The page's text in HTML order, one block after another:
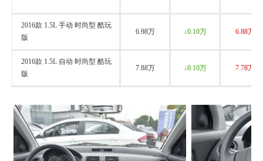
2016款 1.5L 手动 时尚型 酷玩
版
6.98万 ↓0.10万 6.88万
2016款 1.5L 自动 时尚型 酷玩
版
7.88万 ↓0.10万 7.78万